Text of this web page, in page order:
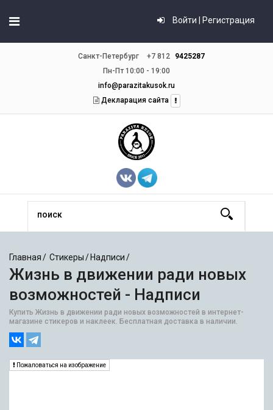
Войти | Регистрация
Санкт-Петербург +7 812
9425287
Пн-Пт 10:00 - 19:00
info@parazitakusok.ru
Декларация сайта
Главная Стикеры Надписи
Жизнь в движении ради новых
возможностей - Надписи
Купить Жизнь в движении ради новых возможностей в интернет-
магазине стикеров и наклеек. Бесплатная доставка в наличии.
Пожаловаться на изображение